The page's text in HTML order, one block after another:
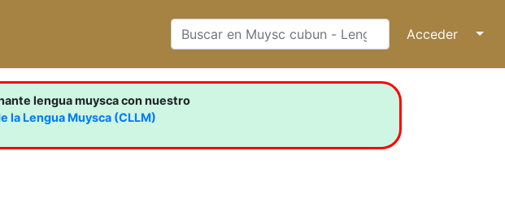
Acceder ↓
lengua muysca con nuestro
la Lengua Muysca (CLLM)